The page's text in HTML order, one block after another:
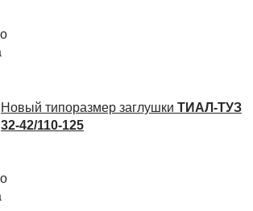
Новый типоразмер заглушки ТИАЛ-ТУЗ
32-42/110-125